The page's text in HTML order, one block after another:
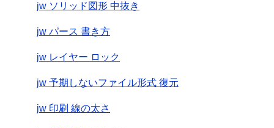
jw ソリッド図形 中抜き
jw パース 書き方
jw レイヤー ロック
jw 予期しないファイル形式 復元
jw 印刷 線の太さ